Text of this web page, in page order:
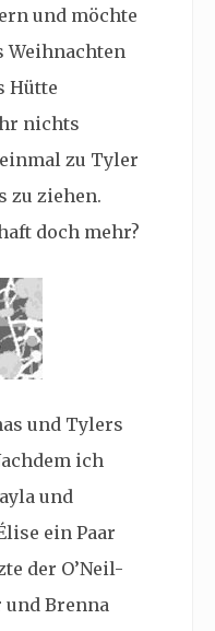
und möchte
Weihnachten
Hütte
nichts
zu Tyler
zu ziehen.
doch mehr?
und Tylers
ich
und
ein Paar
der O’Neil-
und Brenna